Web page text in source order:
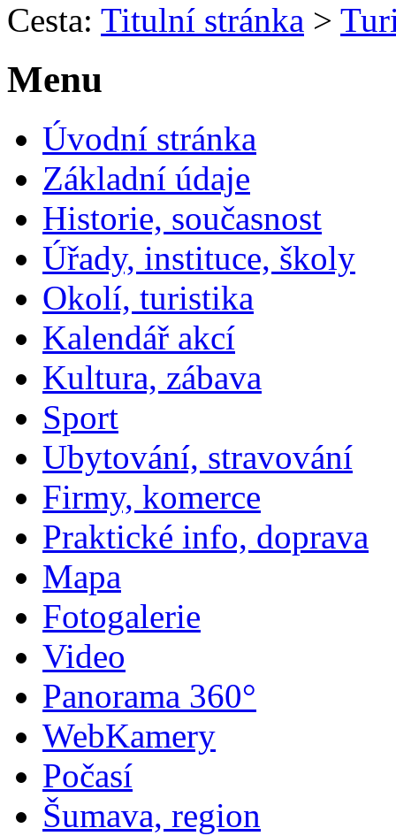
Cesta: Titulní stránka >
Menu
Úvodní stránka
Základní údaje
Historie, současnost
Úřady, instituce, školy
Okolí, turistika
Kalendář akcí
Kultura, zábava
Sport
Ubytování, stravování
Firmy, komerce
Praktické info, doprava
Mapa
Fotogalerie
Video
Panorama 360°
WebKamery
Počasí
Šumava, region